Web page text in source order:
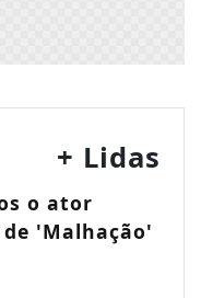
+ Lidas
o ator
'Malhação'